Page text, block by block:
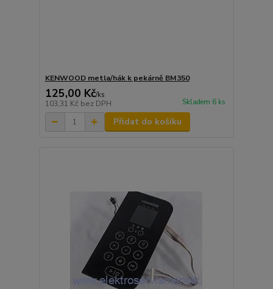
KENWOOD metla/hák k pekárně BM350
125,00 Kč/ks
103,31 Kč bez DPH Skladem 6 ks
Přidat do košíku